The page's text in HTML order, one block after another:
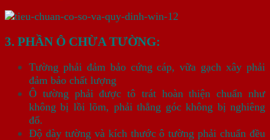
3. PHẦN Ô CHỪA TƯỜNG:
Tường phải đảm bảo cứng cáp, vữa gạch xây phải
đảm bảo chất lượng
Ô tường phải được tô trát hoàn thiện chuẩn như
không bị lồi lõm, phải thẳng góc không bị nghiêng
đổ.
Độ dày tường và kích thước ô tường phải chuẩn đều